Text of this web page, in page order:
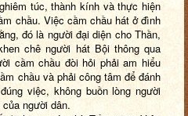
túc, thành kính và thực hiện
chầu. Việc cầm chầu hát ở đình
đó là người đại diện cho Thần,
chê người hát Bội thông qua
cầm chầu đòi hỏi phải am hiểu
chầu và phải công tâm để đánh
việc, không buồn lòng người
người dân.